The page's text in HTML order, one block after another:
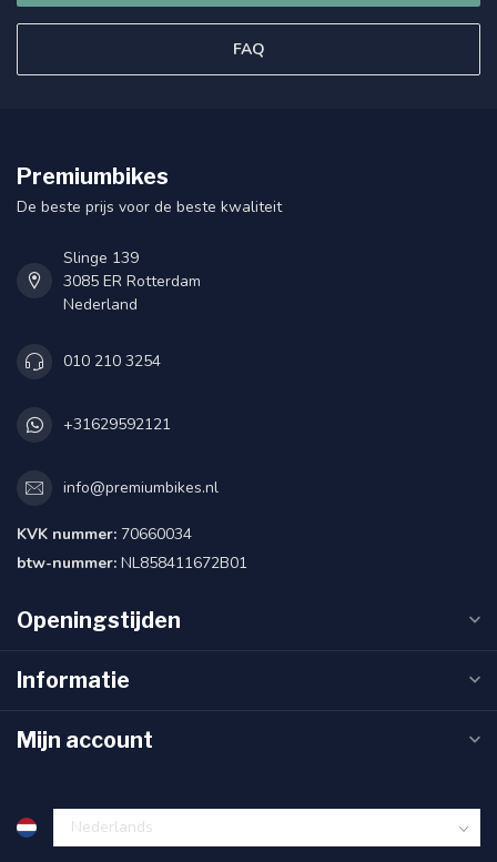
FAQ
Premiumbikes
De beste prijs voor de beste kwaliteit
Slinge 139
3085 ER Rotterdam
Nederland
010 210 3254
+31629592121
info@premiumbikes.nl
KVK nummer: 70660034
btw-nummer: NL858411672B01
Openingstijden
Informatie
Mijn account